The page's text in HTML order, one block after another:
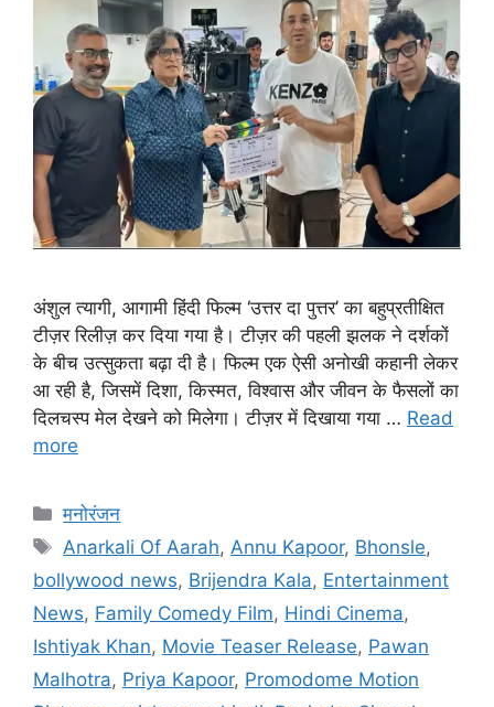
अंशुल त्यागी, आगामी हिंदी फिल्म ‘उत्तर दा पुत्तर’ का बहुप्रतीक्षित
टीज़र रिलीज़ कर दिया गया है। टीज़र की पहली झलक ने दर्शकों
के बीच उत्सुकता बढ़ा दी है। फिल्म एक ऐसी अनोखी कहानी लेकर
आ रही है, जिसमें दिशा, किस्मत, विश्वास और जीवन के फैसलों का
दिलचस्प मेल देखने को मिलेगा। टीज़र में दिखाया गया … Read
more
मनोरंजन
Anarkali Of Aarah,Annu Kapoor, Bhonsle,
bollywood news, Brijendra Kala, Entertainment
News, Family Comedy Film, Hindi Cinema,
Ishtiyak Khan, Movie Teaser Release, Pawan
Malhotra, Priya Kapoor, Promodome Motion